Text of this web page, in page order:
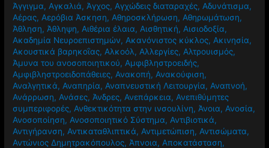
Άγγιγμα, Αγκαλιά, Άγχος, Αγχώδεις διαταραχές, Αδυνάτισμα,
Αέρας, Αερόβια Άσκηση, Αθηροσκλήρωση, Αθηρωμάτωση,
Άθληση, Άθληψη, Αιθέρια έλαια, Αισθητική, Αισιοδοξία,
Ακαδημία Νευροεπιστημών, Ακανόνιστος κύκλος, Ακινησία,
Ακουστικά βαρηκοΐας, Αλκοόλ, Αλλεργίες, Αλτρουισμός,
Άμυνα του ανοσοποιητικού, Αμφιβληστροειδής,
Αμφιβληστροειδοπάθειες, Ανακοπή, Ανακούφιση,
Αναλγητικά, Αναπηρία, Αναπνευστική Λειτουργία, Αναπνοή,
Ανάρρωση, Ανάσες, Άνδρες, Ανεπάρκεια, Ανεπιθύμητες
συμπεριφορές, Ανθεκτικότητα στην ινσουλίνη, Άνοια, Ανοσία,
Ανοσοποίηση, Ανοσοποιητικό Σύστημα, Αντιβιοτικά,
Αντιγήρανση, Αντικαταθλιπτικά, Αντιμετώπιση, Αντισώματα,
Αντώνιος Δημητρακόπουλος, Άπνοια, Αποκατάσταση,